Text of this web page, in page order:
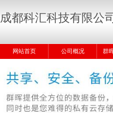
网站首页 公司概况 群
成都科汇科技有限公